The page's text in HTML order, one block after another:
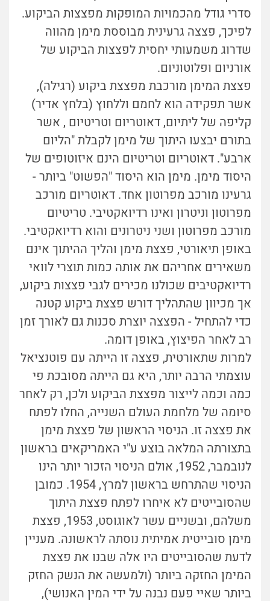
סדרי גודל מהכמויות המופקות מפצצות הביקוע.
לפיכך, פצצה גרעינית מבוססת מימן מהווה
שדרוג משמעותי יחסית לפצצות הביקוע של
אורניום ופלוטוניום.
פצצת המימן מורכבת מפצצת ביקוע (רגילה),
אשר תפקידה הוא לחמם וללחוץ (בלחץ אדיר)
קליפה של ליתיום, דאוטריום וטריטיום , אשר
בתורם יבצעו היתוך של מימן לקבלת "הליום
ארבע". דאוטריום וטריטיום הינם איזוטופים של
היסוד מימן. מימן הוא היסוד "הפשוט" ביותר -
גרעינו מורכב מפרוטון אחד. דאוטריום מורכב
מפרוטון וניטרון ואינו רדיואקטיבי. טריטיום
מורכב מפרוטון ושני ניטרונים והוא רדיואקטיבי.
באופן תיאורטי, פצצת מימן והליך ההיתוך אינם
משאירים אחריהם את אותה כמות תוצרי לוואי
רדיואקטיבים שכולנו מכירים לגבי פצצות ביקוע,
אך מכיוון שהתהליך דורש פצצת ביקוע קטנה
כדי להתחיל - הפצצה יוצרת סכנות גם לאורך זמן
רב לאחר הפיצוץ, באופן דומה.
למרות שתאורטית, פצצה זו הייתה עם פוטנציאל
עוצמתי הרבה יותר, היא גם הייתה מסובכת פי
כמה וכמה לייצור מפצצת הביקוע ולכן, רק לאחר
סיומה של מלחמת העולם השנייה, החלו לפתח
את פצצה זו. הניסוי הראשון של פצצת מימן
בתצורתה המלאה בוצע ע"י האמריקאים בראשון
לנובמבר, 1952, אולם הניסוי הזכור יותר הינו
הניסוי שהתרחש בראשון למרץ, 1954. כמובן
שהסובייטים לא איחרו לפתח פצצת היתוך
משלהם, ובשניים עשר לאוגוסט, 1953, פצצת
מימן סובייטית אמיתית נוסתה לראשונה. מעניין
לדעת שהסובייטים היו אלה שבנו את פצצת
המימן החזקה ביותר (ולמעשה את הנשק החזק
ביותר שאיי פעם נבנה על ידי המין האנושי),